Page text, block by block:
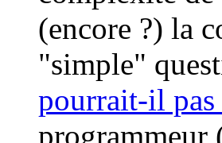
(encore ?) la
"simple"
pourrait-il
programmeur